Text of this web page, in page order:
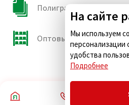
Полиграфические сорта
Оптовые продажи
На сайте
Мы используем
персонализации
удобства
Подробнее